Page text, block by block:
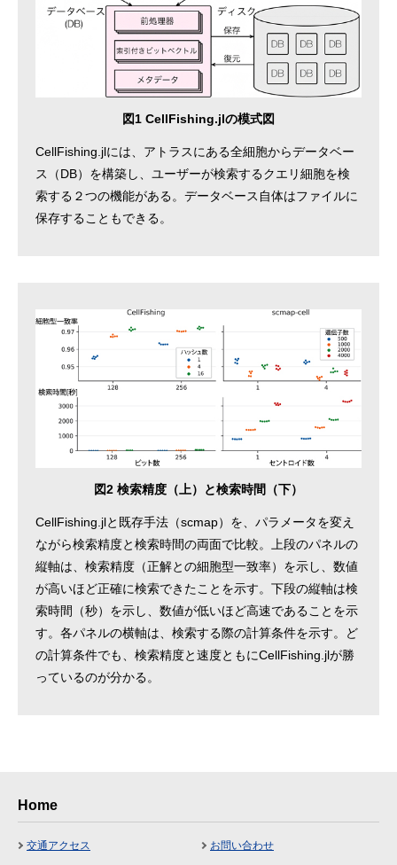
図1 CellFishing.jlの模式図
CellFishing.jlには、アトラスにある全細胞からデータベー
ス（DB）を構築し、ユーザーが検索するクエリ細胞を検
索する２つの機能がある。データベース自体はファイルに
保存することもできる。
図2 検索精度（上）と検索時間（下）
CellFishing.jlと既存手法（scmap）を、パラメータを変え
ながら検索精度と検索時間の両面で比較。上段のパネルの
縦軸は、検索精度（正解との細胞型一致率）を示し、数値
が高いほど正確に検索できたことを示す。下段の縦軸は検
索時間（秒）を示し、数値が低いほど高速であることを示
す。各パネルの横軸は、検索する際の計算条件を示す。ど
の計算条件でも、検索精度と速度ともにCellFishing.jlが勝
っているのが分かる。
Home
交通アクセス お問い合わせ